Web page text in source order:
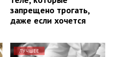
запрещено трогать,
даже если хочется
ЛУЧШЕЕ